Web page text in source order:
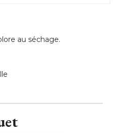
au séchage.